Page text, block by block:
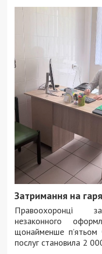
Затримання на
Правоохоронці
незаконного
щонайменше п’ятьом
послуг становила 2